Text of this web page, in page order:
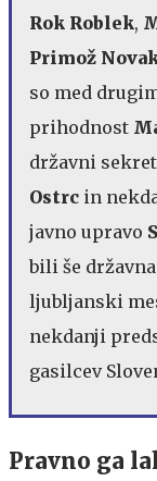
Rok Roblek,
Primož
so med
prihodnost
državni
Ostrc in
javno upravo
bili še
ljubljanski
nekdanji
gasilcev
Pravno ga